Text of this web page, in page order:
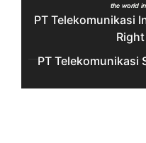
PT Telekomunikasi
PT Telekomunikasi